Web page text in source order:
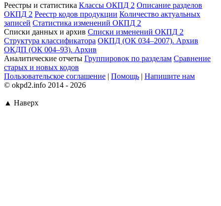
Реестры и статистика Классы ОКПД 2 Описание разделов
ОКПД 2 Реестр кодов продукции Количество актуальных
записей Статистика изменений ОКПД 2
Списки данных и архив Списки изменений ОКПД 2
Структура классификатора ОКПД (ОК 034–2007). Архив
ОКДП (ОК 004–93). Архив
Аналитические отчеты Группировок по разделам Сравнение
старых и новых кодов
Пользовательское соглашение | Помощь | Напишите нам
© okpd2.info 2014 - 2026
▲ Наверх